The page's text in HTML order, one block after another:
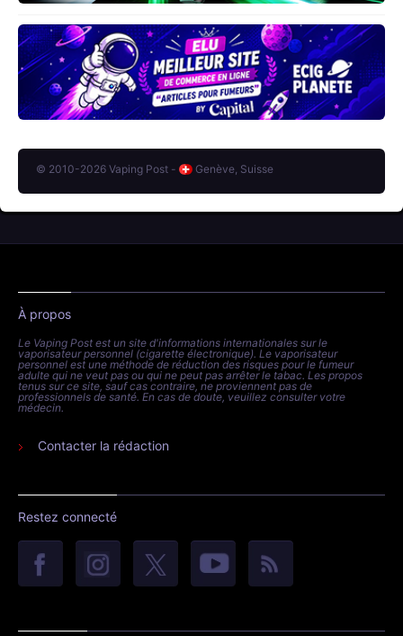
© 2010-2026 Vaping Post - Genève, Suisse
À propos
Le Vaping Post est un site d'informations internationales sur le
vaporisateur personnel (cigarette électronique). Le vaporisateur
personnel est une méthode de réduction des risques pour le fumeur
adulte qui ne veut pas ou qui ne peut pas arrêter le tabac. Les propos
tenus sur ce site, sauf cas contraire, ne proviennent pas de
professionnels de santé. En cas de doute, veuillez consulter votre
médecin.
Contacter la rédaction
Restez connecté